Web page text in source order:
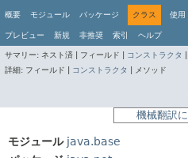
概要 モジュール パッケージ クラス 使用
プレビュー 新規 非推奨 索引 ヘルプ
サマリー: ネスト済 | フィールド | コンストラクタ
詳細: フィールド | コンストラクタ メソッド
機械翻訳
モジュール java.base